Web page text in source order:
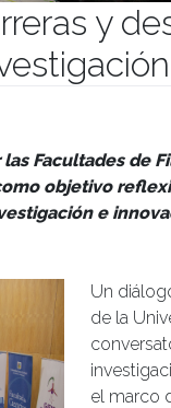
y
Facultades de
objetivo
e
Un
de la
el marco